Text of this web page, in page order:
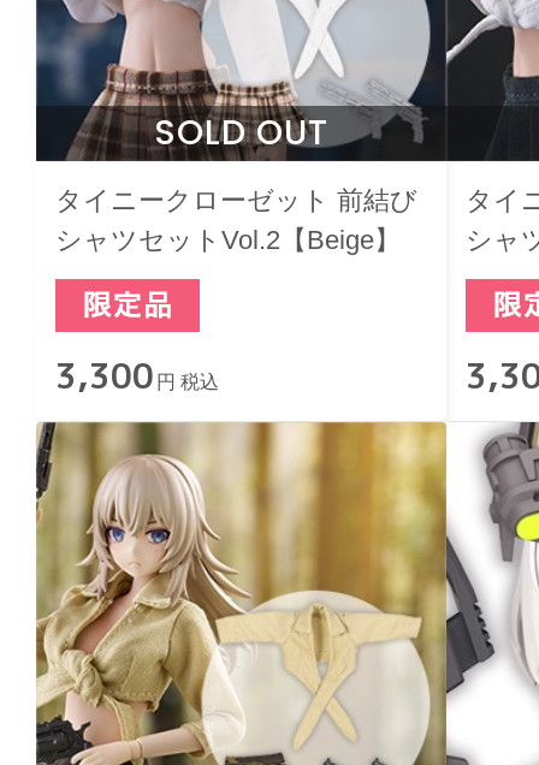
SOLD OUT
タイニークローゼット 前結び
シャツセットVol.2【Beige】
3,300 円 税込
タイ
シャ